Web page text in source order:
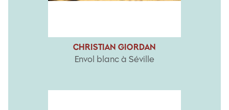
CHRISTIAN GIORDAN
Envol blanc à Séville